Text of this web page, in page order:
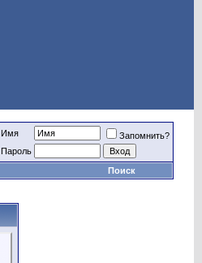
Имя
Запомнить?
Пароль
Поиск